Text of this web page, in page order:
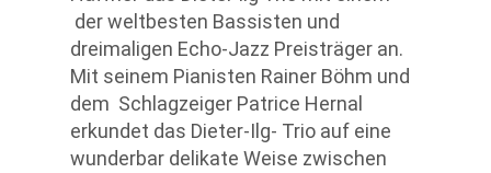
der weltbesten Bassisten und
dreimaligen Echo-Jazz Preisträger an.
Mit seinem Pianisten Rainer Böhm und
dem Schlagzeiger Patrice Hernal
erkundet das Dieter-Ilg- Trio auf eine
wunderbar delikate Weise zwischen